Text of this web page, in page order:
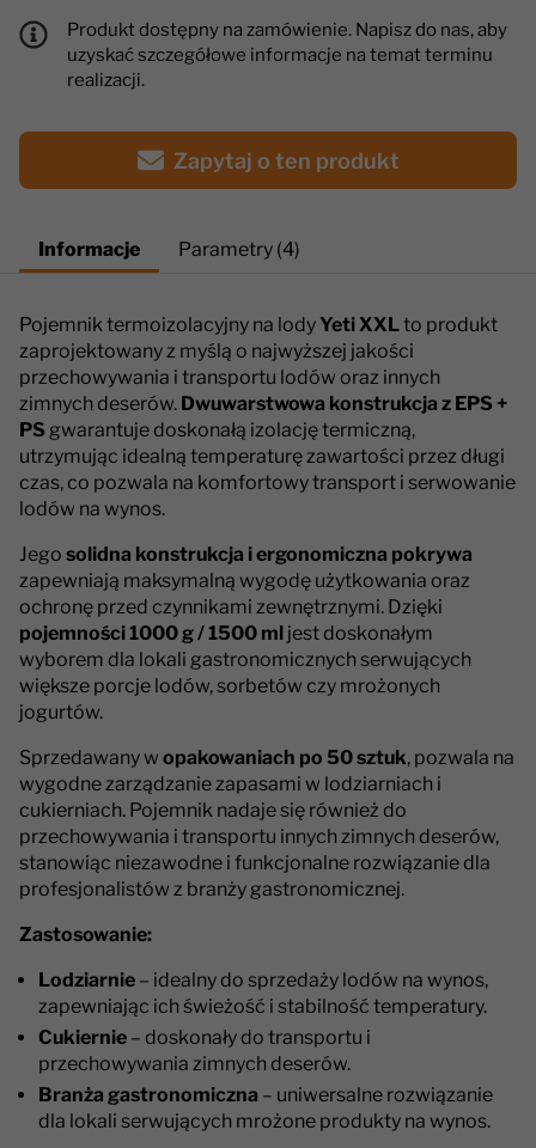
Produkt dostępny na zamówienie. Napisz do nas, aby
uzyskać szczegółowe informacje na temat terminu
realizacji.
Zapytaj o ten produkt
Informacje Parametry (4)
Pojemnik termoizolacyjny na lodyYeti XXLto produkt
zaprojektowany z myślą o najwyższej jakości
przechowywania i transportu lodów oraz innych
zimnych deserów. Dwuwarstwowa konstrukcja z EPS +
PS gwarantuje doskonałą izolację termiczną,
utrzymując idealną temperaturę zawartości przez długi
czas, co pozwala na komfortowy transport i serwowanie
lodów na wynos.
Jego solidna konstrukcja i ergonomiczna pokrywa
zapewniają maksymalną wygodę użytkowania oraz
ochronę przed czynnikami zewnętrznymi. Dzięki
pojemności 1000 g / 1500 ml jest doskonałym
wyborem dla lokali gastronomicznych serwujących
większe porcje lodów, sorbetów czy mrożonych
jogurtów.
Sprzedawany w opakowaniach po 50 sztuk, pozwala na
wygodne zarządzanie zapasami w lodziarniach i
cukierniach. Pojemnik nadaje się również do
przechowywania i transportu innych zimnych deserów,
stanowiąc niezawodne i funkcjonalne rozwiązanie dla
profesjonalistów z branży gastronomicznej.
Zastosowanie:
Lodziarnie – idealny do sprzedaży lodów na wynos,
zapewniając ich świeżość i stabilność temperatury.
Cukiernie – doskonały do transportu i
przechowywania zimnych deserów.
Branża gastronomiczna – uniwersalne rozwiązanie
dla lokali serwujących mrożone produkty na wynos.